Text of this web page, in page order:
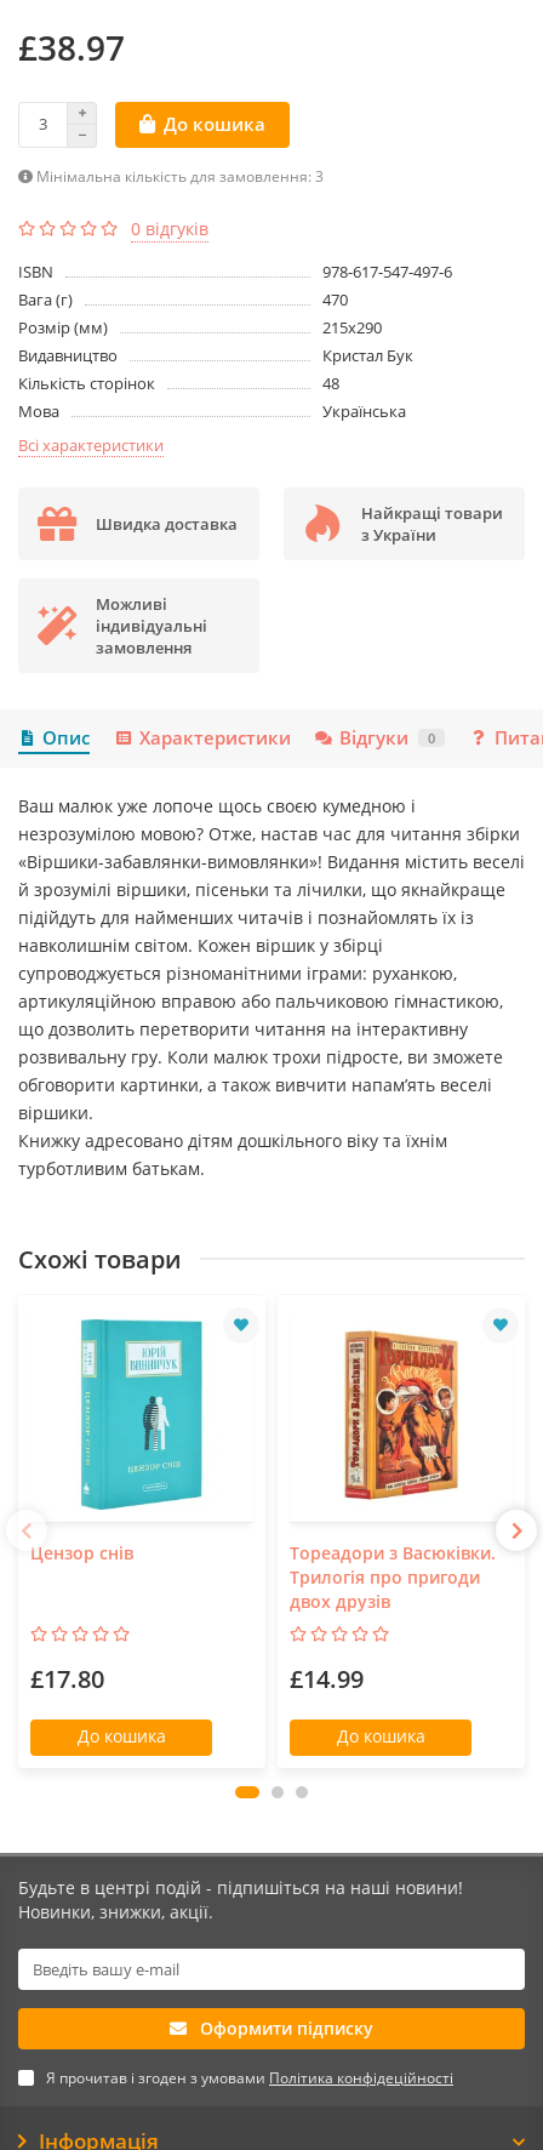
£38.97
До кошика
Мінімальна кількість для замовлення: 3
0 відгуків
ISBN
978-617-547-497-6
Вага (г)
470
Розмір (мм)
215х290
Видавництво
Кристал Бук
Кількість сторінок
48
Мова
Українська
Всі характеристики
Швидка доставка
Найкращі товари
з України
Можливі
індивідуальні
замовлення
Опис Характеристики Відгуки 0
Ваш малюк уже лопоче щось своєю кумедною і
незрозумілою мовою? Отже, настав час для читання збірки
«Віршики-забавлянки-вимовлянки»! Видання містить веселі
й зрозумілі віршики, пісеньки та лічилки, що якнайкраще
підійдуть для найменших читачів і познайомлять їх із
навколишнім світом. Кожен віршик у збірці
супроводжується різноманітними іграми: руханкою,
артикуляційною вправою або пальчиковою гімнастикою,
що дозволить перетворити читання на інтерактивну
розвивальну гру. Коли малюк трохи підросте, ви зможете
обговорити картинки, а також вивчити напам’ять веселі
віршики.
Книжку адресовано дітям дошкільного віку та їхнім
турботливим батькам.
Схожі товари
Цензор снів
£17.80
До кошика
Тореадори з Васюківки.
Трилогія про пригоди
двох друзів
£14.99
До кошика
Будьте в центрі подій - підпишіться на наші новини!
Новинки, знижки, акції.
Оформити підписку
Я прочитав і згоден з умовами Політика конфідеційності
Інформація